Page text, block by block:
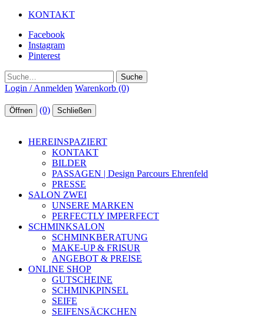
KONTAKT
Facebook
Instagram
Pinterest
Suche
Login / Anmelden Warenkorb (0)
Öffnen (0) Schließen
HEREINSPAZIERT
KONTAKT
BILDER
PASSAGEN | Design Parcours Ehrenfeld
PRESSE
SALON ZWEI
UNSERE MARKEN
PERFECTLY IMPERFECT
SCHMINKSALON
SCHMINKBERATUNG
MAKE-UP & FRISUR
ANGEBOT & PREISE
ONLINE SHOP
GUTSCHEINE
SCHMINKPINSEL
SEIFE
SEIFENSÄCKCHEN